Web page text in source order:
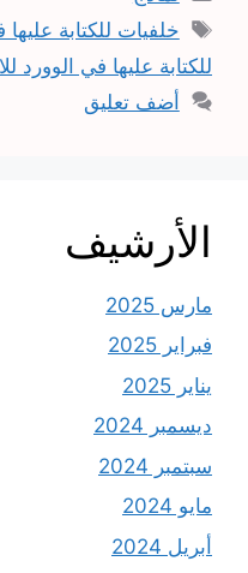
الوسوم
خلفيات للكتابة
للكتابة عليها في الوورد
أضف تعليق
الأرشيف
مارس 2025
فبراير 2025
يناير 2025
ديسمبر 2024
سبتمبر 2024
مايو 2024
أبريل 2024